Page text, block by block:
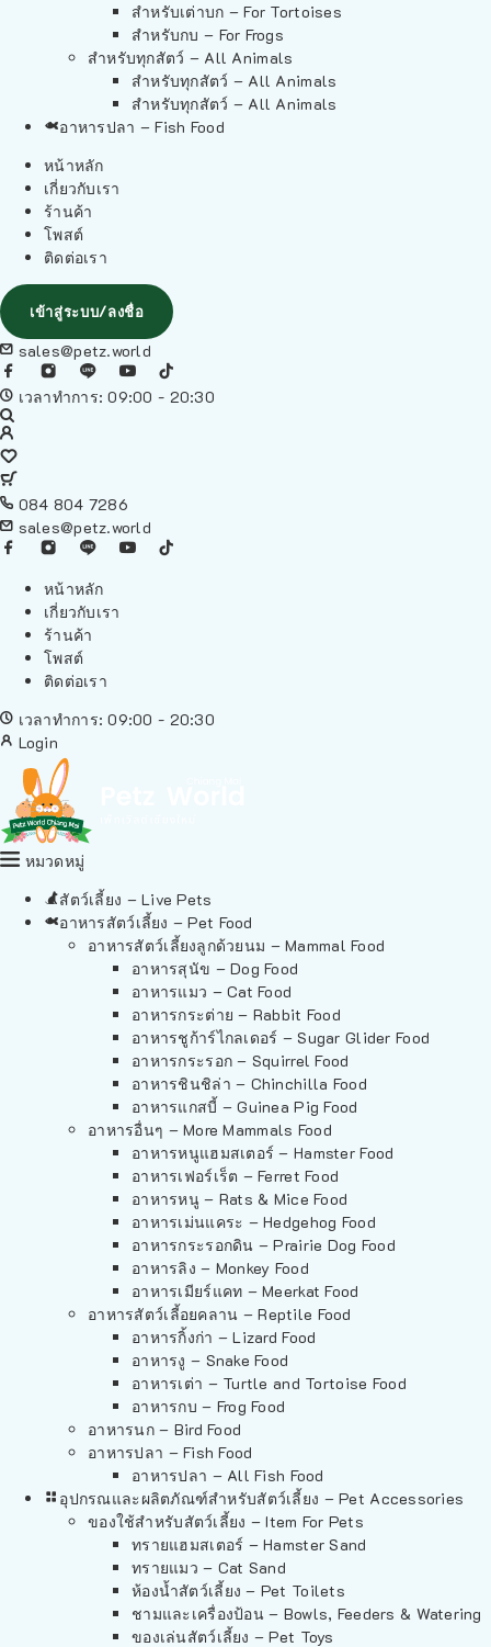
สำหรับเต่าบก – For Tortoises
สำหรับกบ – For Frogs
สำหรับทุกสัตว์ – All Animals
สำหรับทุกสัตว์ – All Animals
สำหรับทุกสัตว์ – All Animals
อาหารปลา – Fish Food
หน้าหลัก
เกี่ยวกับเรา
ร้านค้า
โพสต์
ติดต่อเรา
เข้าสู่ระบบ/ลงชื่อ
sales@petz.world
เวลาทำการ: 09:00 - 20:30
084 804 7286
sales@petz.world
หน้าหลัก
เกี่ยวกับเรา
ร้านค้า
โพสต์
ติดต่อเรา
เวลาทำการ: 09:00 - 20:30
Login
หมวดหมู่
สัตว์เลี้ยง – Live Pets
อาหารสัตว์เลี้ยง – Pet Food
อาหารสัตว์เลี้ยงลูกด้วยนม – Mammal Food
อาหารสุนัข – Dog Food
อาหารแมว – Cat Food
อาหารกระต่าย – Rabbit Food
อาหารชูก้าร์ไกลเดอร์ – Sugar Glider Food
อาหารกระรอก – Squirrel Food
อาหารชินชิล่า – Chinchilla Food
อาหารแกสบี้ – Guinea Pig Food
อาหารอื่นๆ – More Mammals Food
อาหารหนูแฮมสเตอร์ – Hamster Food
อาหารเฟอร์เร็ต – Ferret Food
อาหารหนู – Rats & Mice Food
อาหารเม่นแคระ – Hedgehog Food
อาหารกระรอกดิน – Prairie Dog Food
อาหารลิง – Monkey Food
อาหารเมียร์แคท – Meerkat Food
อาหารสัตว์เลี้อยคลาน – Reptile Food
อาหารกิ้งก่า – Lizard Food
อาหารงู – Snake Food
อาหารเต่า – Turtle and Tortoise Food
อาหารกบ – Frog Food
อาหารนก – Bird Food
อาหารปลา – Fish Food
อาหารปลา – All Fish Food
อุปกรณและผลิตภัณฑ์สำหรับสัตว์เลี้ยง – Pet Accessories
ของใช้สำหรับสัตว์เลี้ยง – Item For Pets
ทรายแฮมสเตอร์ – Hamster Sand
ทรายแมว – Cat Sand
ห้องน้ำสัตว์เลี้ยง – Pet Toilets
ชามและเครื่องป้อน – Bowls, Feeders & Watering
ของเล่นสัตว์เลี้ยง – Pet Toys